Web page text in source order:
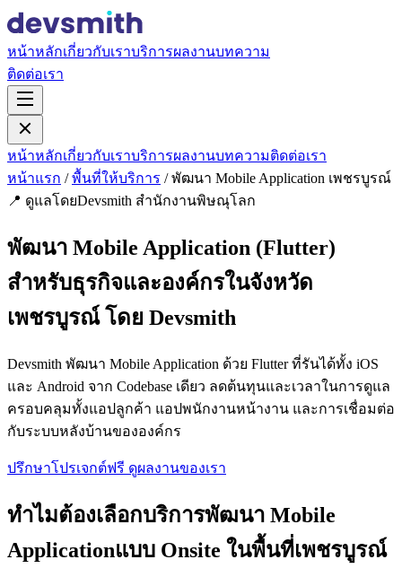
หน้าหลักเกี่ยวกับเราบริการผลงานบทความ
ติดต่อเรา
หน้าหลักเกี่ยวกับเราบริการผลงานบทความติดต่อเรา
หน้าแรก / พื้นที่ให้บริการ / พัฒนา Mobile Application เพชรบูรณ์
📍 ดูแลโดยDevsmith สำนักงานพิษณุโลก
พัฒนา Mobile Application (Flutter)
สำหรับธุรกิจและองค์กรในจังหวัด
เพชรบูรณ์ โดย Devsmith
Devsmith พัฒนา Mobile Application ด้วย Flutter ที่รันได้ทั้ง iOS
และ Android จาก Codebase เดียว ลดต้นทุนและเวลาในการดูแล
ครอบคลุมทั้งแอปลูกค้า แอปพนักงานหน้างาน และการเชื่อมต่อ
กับระบบหลังบ้านขององค์กร
ปรึกษาโปรเจกต์ฟรี ดูผลงานของเรา
ทำไมต้องเลือกบริการพัฒนา Mobile
Applicationแบบ Onsite ในพื้นที่เพชรบูรณ์